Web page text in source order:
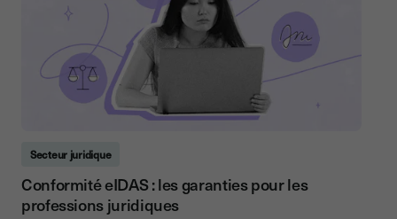
Secteur juridique
Conformité eIDAS : les garanties pour les
professions juridiques